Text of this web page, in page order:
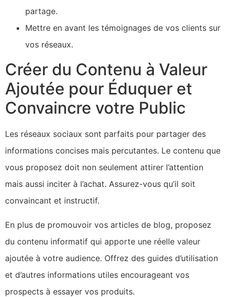
partage.
Mettre en avant les témoignages de vos clients sur
vos réseaux.
Créer du Contenu à Valeur
Ajoutée pour Éduquer et
Convaincre votre Public
Les réseaux sociaux sont parfaits pour partager des
informations concises mais percutantes. Le contenu que
vous proposez doit non seulement attirer l’attention
mais aussi inciter à l’achat. Assurez-vous qu’il soit
convaincant et instructif.
En plus de promouvoir vos articles de blog, proposez
du contenu informatif qui apporte une réelle valeur
ajoutée à votre audience. Offrez des guides d’utilisation
et d’autres informations utiles encourageant vos
prospects à essayer vos produits.